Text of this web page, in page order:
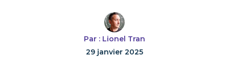
Par : Lionel Tran
29 janvier 2025